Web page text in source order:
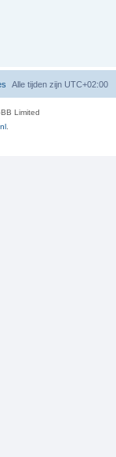
Alle tijden zijn UTC+02:00
Limited